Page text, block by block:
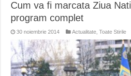
Cum va fi marcata Ziua
program complet
30 noiembrie 2014 Actualitate ,Toate Stirile